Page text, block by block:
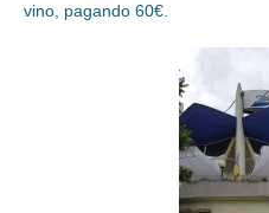
vino, pagando 60€.